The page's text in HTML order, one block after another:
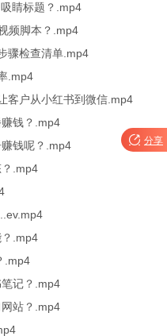
睛标题？.mp4
频脚本？.mp4
骤检查清单.mp4
.mp4
客户从小红书到微信.mp4
钱？.mp4
钱呢？.mp4
.mp4
.mp4
.mp4
记？.mp4
站？.mp4
 分享